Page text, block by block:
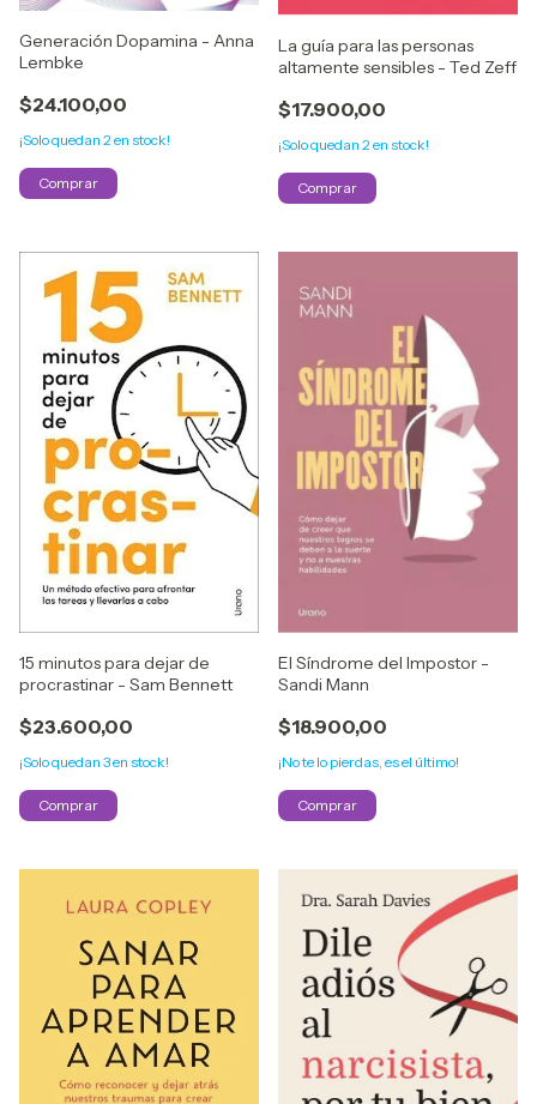
Generación Dopamina - Anna
Lembke
$24.100,00
¡Solo quedan 2 en stock!
La guía para las personas
altamente sensibles - Ted Zeff
$17.900,00
¡Solo quedan 2en stock!
15 minutos para dejar de
procrastinar - Sam Bennett
$23.600,00
¡Solo quedan 3en stock!
El Síndrome del Impostor -
Sandi Mann
$18.900,00
¡No te lo pierdas, es el último!